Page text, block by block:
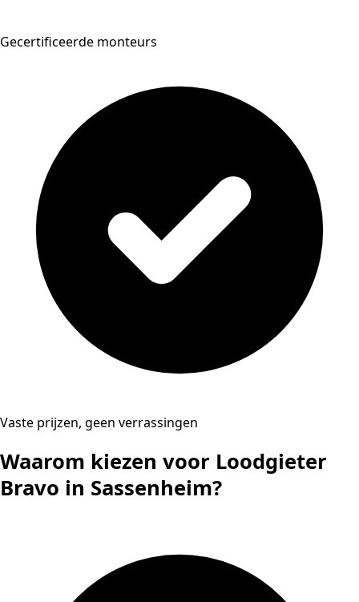
Gecertificeerde monteurs
Vaste prijzen, geen verrassingen
Waarom kiezen voor Loodgieter
Bravo in Sassenheim?